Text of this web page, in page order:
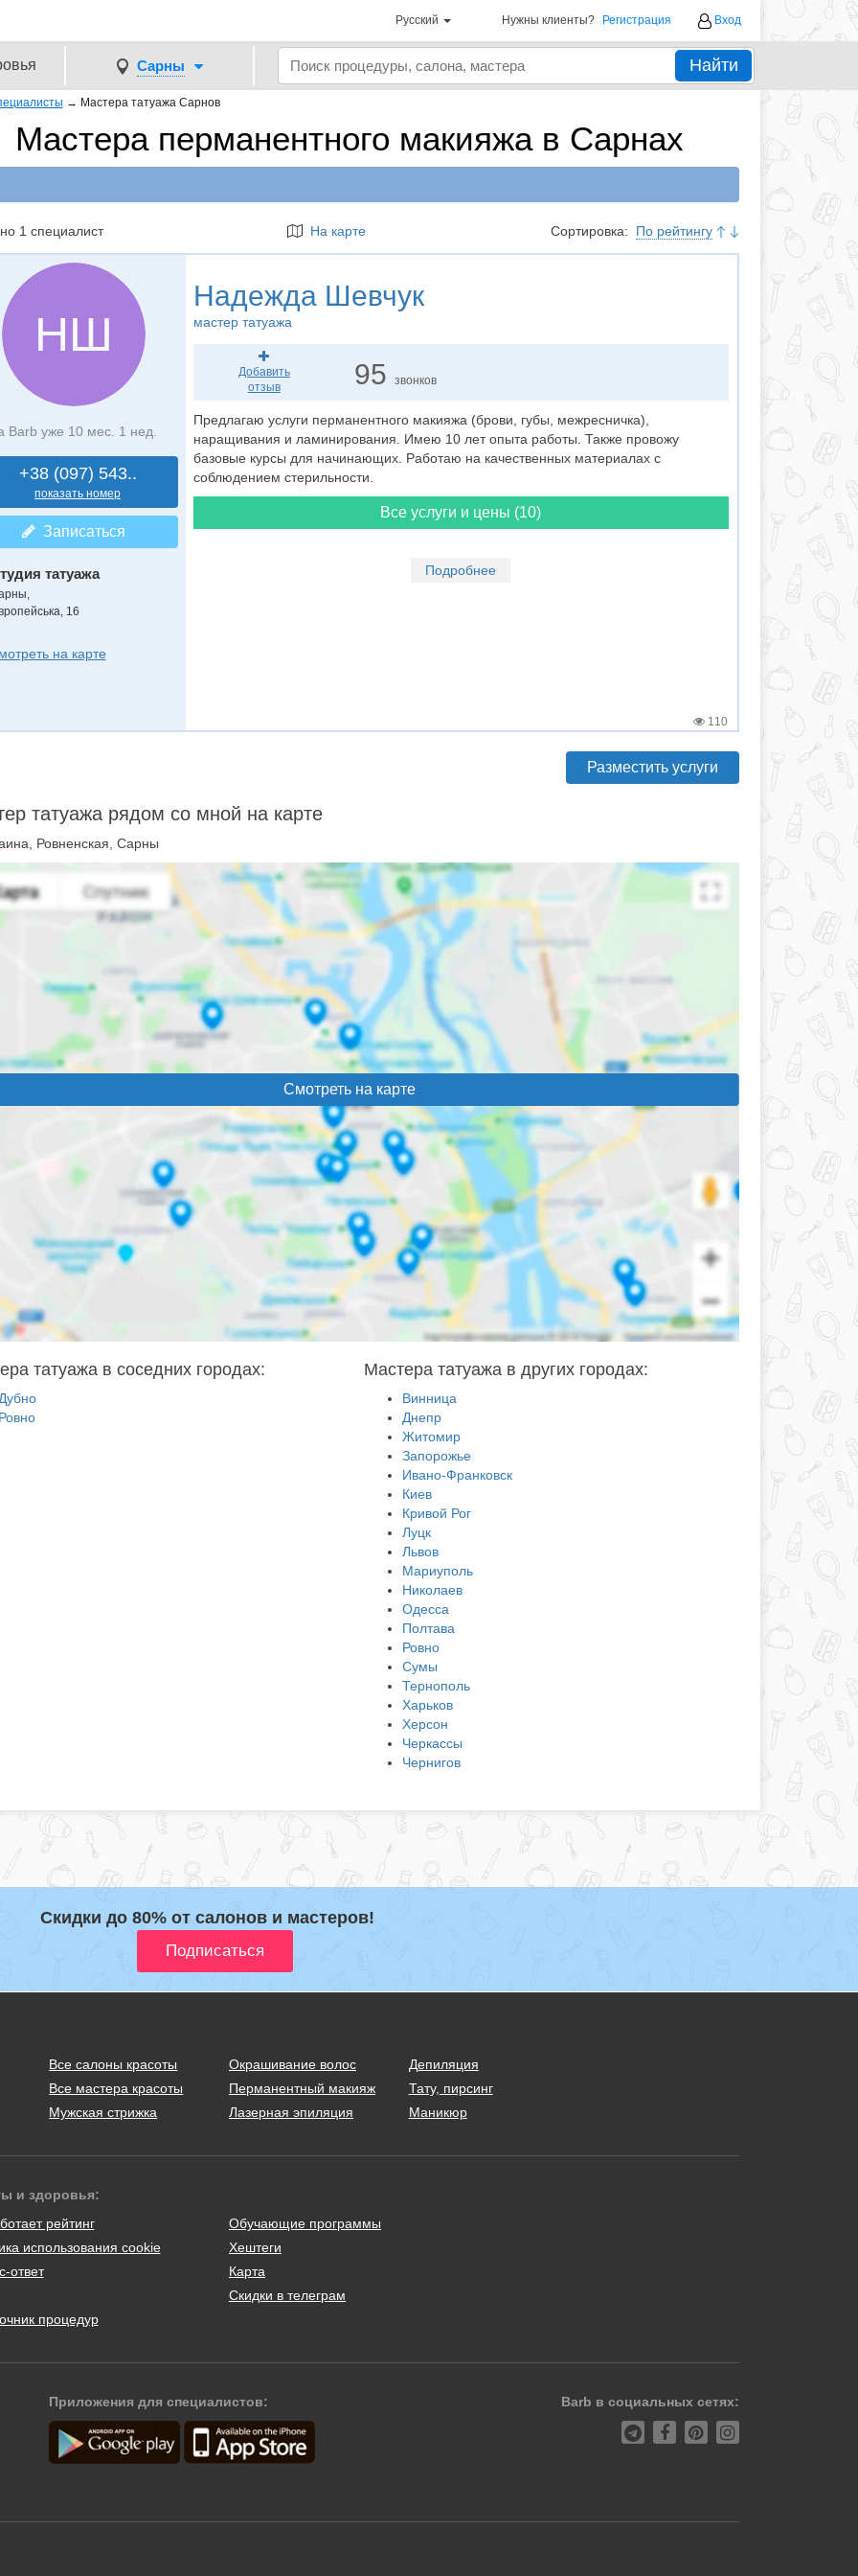
Русский Нужны клиенты? Регистрация Вход
Сарны Найти
→ Мастера татуажа Сарнов
Мастера перманентного макияжа в Сарнах
1 специалист На карте Сортировка: По рейтингу
НШ
Barb уже 10 мес. 1 нед.
+38 (097) 543..
показать номер
Записаться
татуажа
16
на карте
Надежда Шевчук
мастер татуажа
Добавить
отзыв
95 звонков
Предлагаю услуги перманентного макияжа (брови, губы, межресничка),
наращивания и ламинирования. Имею 10 лет опыта работы. Также провожу
базовые курсы для начинающих. Работаю на качественных материалах с
соблюдением стерильности.
Все услуги и цены (10)
Подробнее
110
Разместить услуги
татуажа рядом со мной на карте
Ровненская, Сарны
Смотреть на карте
татуажа в соседних городах: Мастера татуажа в других городах:
Винница
Днепр
Житомир
Запорожье
Ивано-Франковск
Киев
Кривой Рог
Луцк
Львов
Мариуполь
Николаев
Одесса
Полтава
Ровно
Сумы
Тернополь
Харьков
Херсон
Черкассы
Чернигов
Скидки до 80% от салонов и мастеров!
Все салоны красоты
Все мастера красоты
Мужская стрижка
Окрашивание волос
Перманентный макияж
Лазерная эпиляция
Депиляция
Тату, пирсинг
Маникюр
и здоровья:
рейтинг
использования cookie
ответ
процедур
Обучающие программы
Хештеги
Карта
Скидки в телеграм
Приложения для специалистов: Barb в социальных сетях: